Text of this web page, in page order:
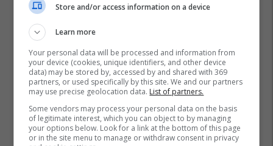
Kosovë Shampon Sapun Kali Supermarket
Store and/or access information on a device
Learn more
Your personal data will be processed and information from
your device (cookies, unique identifiers, and other device
data) may be stored by, accessed by and shared with 369
partners, or used specifically by this site. We and our partners
may use precise geolocation data. List of partners.
Some vendors may process your personal data on the basis
of legitimate interest, which you can object to by managing
your options below. Look for a link at the bottom of this page
or in the site menu to manage or withdraw consent in privacy